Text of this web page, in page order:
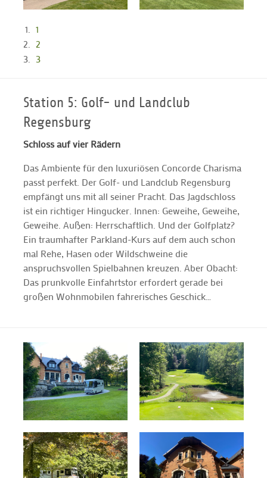
1
2
3
Station 5: Golf- und Landclub
Regensburg
Schloss auf vier Rädern
Das Ambiente für den luxuriösen Concorde Charisma
passt perfekt. Der Golf- und Landclub Regensburg
empfängt uns mit all seiner Pracht. Das Jagdschloss
ist ein richtiger Hingucker. Innen: Geweihe, Geweihe,
Geweihe. Außen: Herrschaftlich. Und der Golfplatz?
Ein traumhafter Parkland-Kurs auf dem auch schon
mal Rehe, Hasen oder Wildschweine die
anspruchsvollen Spielbahnen kreuzen. Aber Obacht:
Das prunkvolle Einfahrtstor erfordert gerade bei
großen Wohnmobilen fahrerisches Geschick…